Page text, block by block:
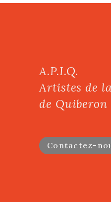
A.P.I.Q.
Artistes de
de Quiberon
Contactez-